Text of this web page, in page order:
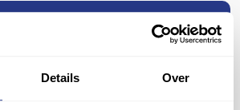
Details Over
we een gratis eerste nastelbeurt
een half jaar. Tijdens deze check
product?